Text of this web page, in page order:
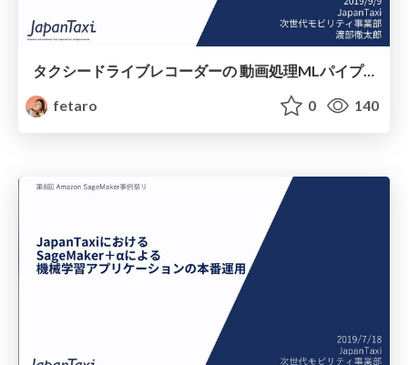
タクシードライブレコーダーの 動画処理MLパイプラインに kubernetesを使ってみた
fetaro
0 140